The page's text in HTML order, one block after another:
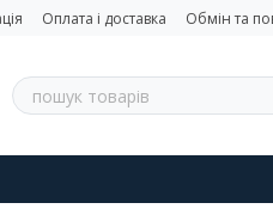
Оплата і доставка Обмін та